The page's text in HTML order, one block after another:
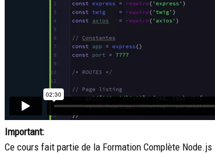
Important:
Ce cours fait partie de la Formation Complète Node.js